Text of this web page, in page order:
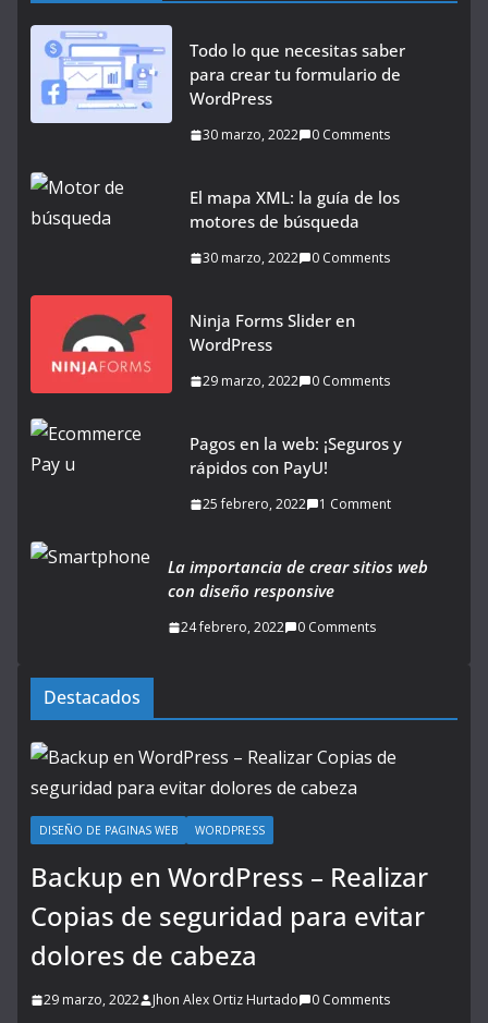
Todo lo que necesitas saber
para crear tu formulario de
WordPress
30 marzo, 2022 0 Comments
El mapa XML: la guía de los
motores de búsqueda
30 marzo, 2022 0 Comments
Ninja Forms Slider en
WordPress
29 marzo, 2022 0 Comments
Pagos en la web: ¡Seguros y
rápidos con PayU!
25 febrero, 2022 1 Comment
La importancia de crear sitios web
con diseño responsive
24 febrero, 2022 0 Comments
Destacados
DISEÑO DE PAGINAS WEB WORDPRESS
Backup en WordPress – Realizar
Copias de seguridad para evitar
dolores de cabeza
29 marzo, 2022 Jhon Alex Ortiz Hurtado 0 Comments